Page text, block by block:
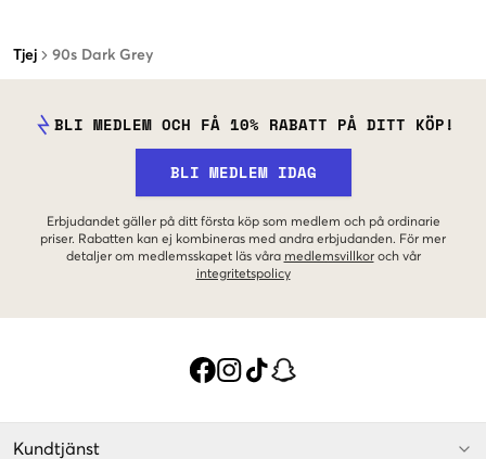
Tjej 90s Dark Grey
BLI MEDLEM OCH FÅ 10% RABATT PÅ DITT KÖP!
BLI MEDLEM IDAG
Erbjudandet gäller på ditt första köp som medlem och på ordinarie
priser. Rabatten kan ej kombineras med andra erbjudanden. För mer
detaljer om medlemsskapet läs våra medlemsvillkor och vår
integritetspolicy
Kundtjänst